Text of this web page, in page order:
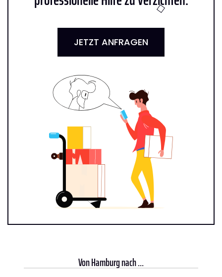
JETZT ANFRAGEN
VonHamburgnach ...